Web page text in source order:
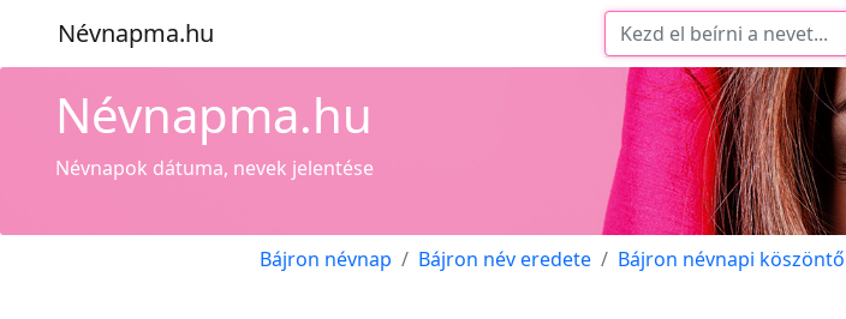
Névnapma.hu
Névnapma.hu
Névnapok dátuma, nevek jelentése
Bájron névnap Bájron név eredete Bájron névnapi köszöntő